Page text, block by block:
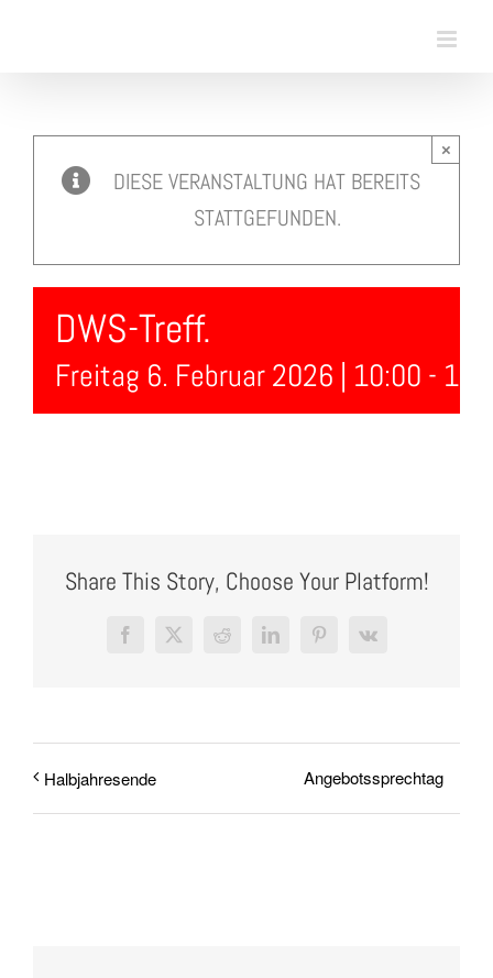
DIESE VERANSTALTUNG HAT BEREITS
STATTGEFUNDEN.
×
DWS-Treff.
Freitag 6. Februar 2026 | 10:00 -
Share This Story, Choose Your Platform!
Facebook
X RedditLinkedInPinterest
Vk
Halbjahresende Angebotssprechtag